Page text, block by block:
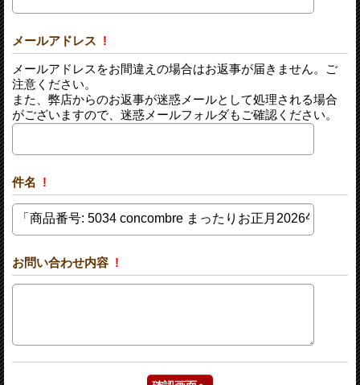
メールアドレス !
メールアドレスをお間違えの場合はお返事が届きません。ご
注意ください。
また、弊店からのお返事が迷惑メールとして処理される場合
がございますので、迷惑メールフォルダもご確認ください。
件名 !
お問い合わせ内容 !